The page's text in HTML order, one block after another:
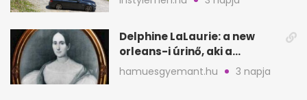
Delphine LaLaurie: a new
orleans-i úrinő, aki a
padláson kínzott
hamuesgyemant.hu 3 napja